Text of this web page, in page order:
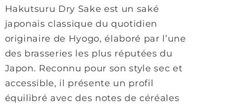
Hakutsuru Dry Sake est un saké
japonais classique du quotidien
originaire de Hyogo, élaboré par l’une
des brasseries les plus réputées du
Japon. Reconnu pour son style sec et
accessible, il présente un profil
équilibré avec des notes de céréales